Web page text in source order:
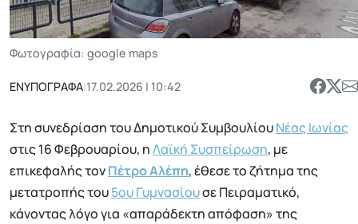
Φωτογραφία: google maps
ΕΝΥΠΟΓΡΑΦΑ|17.02.2026 | 10:42
Στη συνεδρίαση του Δημοτικού ΣυμβουλίουΝέας Ιωνίας
στις 16 Φεβρουαρίου, ηΛαϊκή Συσπείρωση, με
επικεφαλής τονΠέτρο Αλέπη, έθεσε το ζήτημα της
μετατροπής του5ου Γυμνασίουσε Πειραματικό,
κάνοντας λόγο για «απαράδεκτη απόφαση» της